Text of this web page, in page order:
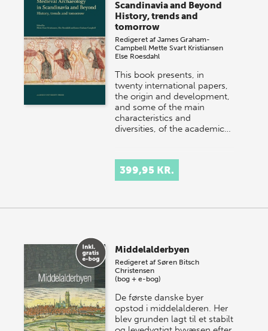
Scandinavia and Beyond
History, trends and
tomorrow
Redigeret afJames Graham-
Campbell Mette Svart Kristiansen
Else Roesdahl
This book presents, in
twenty international papers,
the origin and development,
and some of the main
characteristics and
diversities, of the academic…
399,95 KR.
Middelalderbyen
Redigeret afSøren Bitsch
Christensen
(bog + e-bog)
De første danske byer
opstod i middelalderen. Her
blev grunden lagt til et stabilt